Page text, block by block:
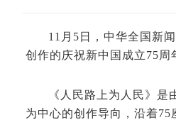
11月5日，中华全国新
创作的庆祝新中国成立75周
《人民路上为人民》
为中心的创作导向，沿着